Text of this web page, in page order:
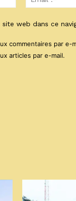
:*
web dans ce
commentaires par e-
articles par e-mail.